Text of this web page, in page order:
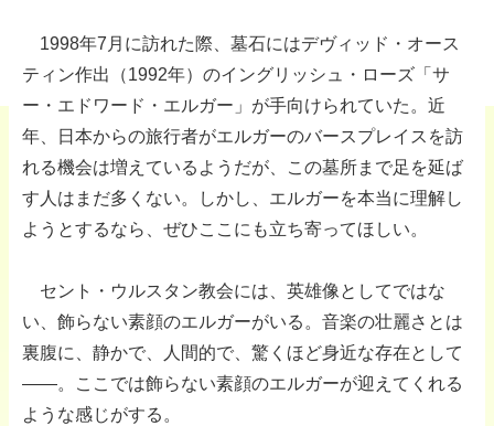
1998年7月に訪れた際、墓石にはデヴィッド・オース
ティン作出（1992年）のイングリッシュ・ローズ「サ
ー・エドワード・エルガー」が手向けられていた。近
年、日本からの旅行者がエルガーのバースプレイスを訪
れる機会は増えているようだが、この墓所まで足を延ば
す人はまだ多くない。しかし、エルガーを本当に理解し
ようとするなら、ぜひここにも立ち寄ってほしい。
セント・ウルスタン教会には、英雄像としてではな
い、飾らない素顔のエルガーがいる。音楽の壮麗さとは
裏腹に、静かで、人間的で、驚くほど身近な存在として
——。ここでは飾らない素顔のエルガーが迎えてくれる
ような感じがする。